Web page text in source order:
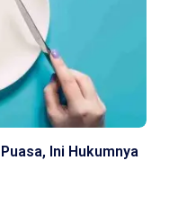
Ini Hukumnya